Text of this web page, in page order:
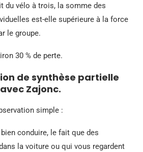
du vélo à trois, la somme des
est-elle supérieure à la force
le groupe.
30 % de perte.
de synthèse partielle
Zajonc.
simple :
conduire, le fait que des
la voiture ou qui vous regardent